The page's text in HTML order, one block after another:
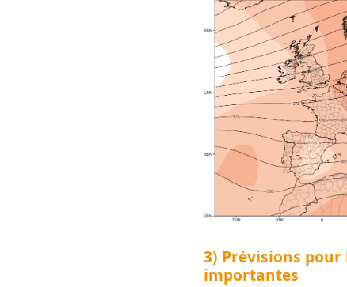
3) Prévisions
importantes